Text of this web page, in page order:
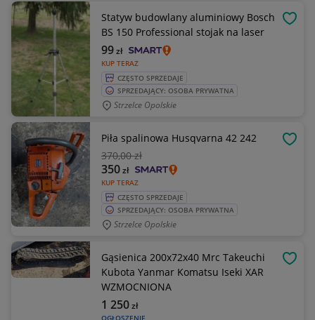
Statyw budowlany aluminiowy Bosch
BS 150 Professional stojak na laser
KUP TERAZ
99zł
CZĘSTO SPRZEDAJE
SPRZEDAJĄCY: OSOBA PRYWATNA
Strzelce Opolskie
Piła spalinowa Husqvarna 42 242
370,00 zł
KUP TERAZ
350zł
CZĘSTO SPRZEDAJE
SPRZEDAJĄCY: OSOBA PRYWATNA
Strzelce Opolskie
Gąsienica 200x72x40 Mrc Takeuchi
Kubota Yanmar Komatsu Iseki XAR
WZMOCNIONA
OGŁOSZENIE
1 250zł